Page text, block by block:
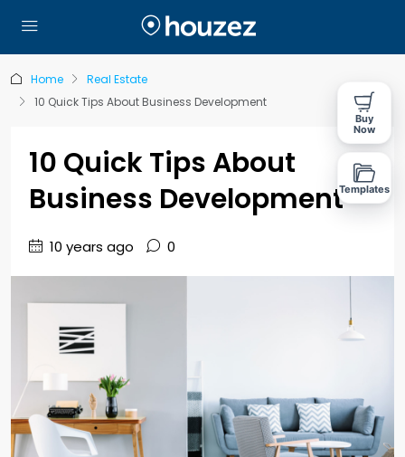
Home
Real Estate
10 Quick Tips About Business Development
10 Quick Tips About
Business Development
10 years ago 0
Buy
Now
Templates